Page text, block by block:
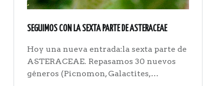
SEGUIMOS CON LA SEXTA PARTE DE ASTERACEAE
Hoy una nueva entrada:la sexta parte de
ASTERACEAE. Repasamos 30 nuevos
géneros (Picnomon, Galactites,…